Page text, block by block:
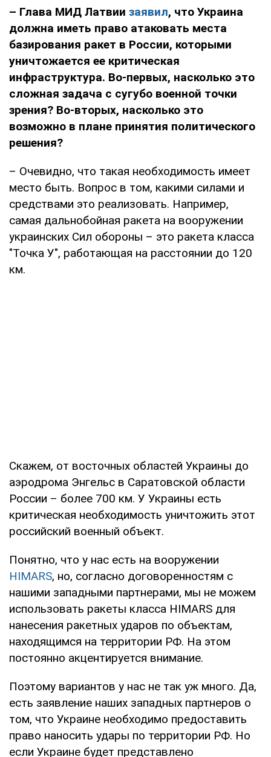
– Глава МИД Латвии заявил, что Украина
должна иметь право атаковать места
базирования ракет в России, которыми
уничтожается ее критическая
инфраструктура. Во-первых, насколько это
сложная задача с сугубо военной точки
зрения? Во-вторых, насколько это
возможно в плане принятия политического
решения?
– Очевидно, что такая необходимость имеет
место быть. Вопрос в том, какими силами и
средствами это реализовать. Например,
самая дальнобойная ракета на вооружении
украинских Сил обороны – это ракета класса
"Точка У", работающая на расстоянии до 120
км.
Скажем, от восточных областей Украины до
аэродрома Энгельс в Саратовской области
России – более 700 км. У Украины есть
критическая необходимость уничтожить этот
российский военный объект.
Понятно, что у нас есть на вооружении
HIMARS, но, согласно договоренностям с
нашими западными партнерами, мы не можем
использовать ракеты класса HIMARS для
нанесения ракетных ударов по объектам,
находящимся на территории РФ. На этом
постоянно акцентируется внимание.
Поэтому вариантов у нас не так уж много. Да,
есть заявление наших западных партнеров о
том, что Украине необходимо предоставить
право наносить удары по территории РФ. Но
если Украине будет представлено